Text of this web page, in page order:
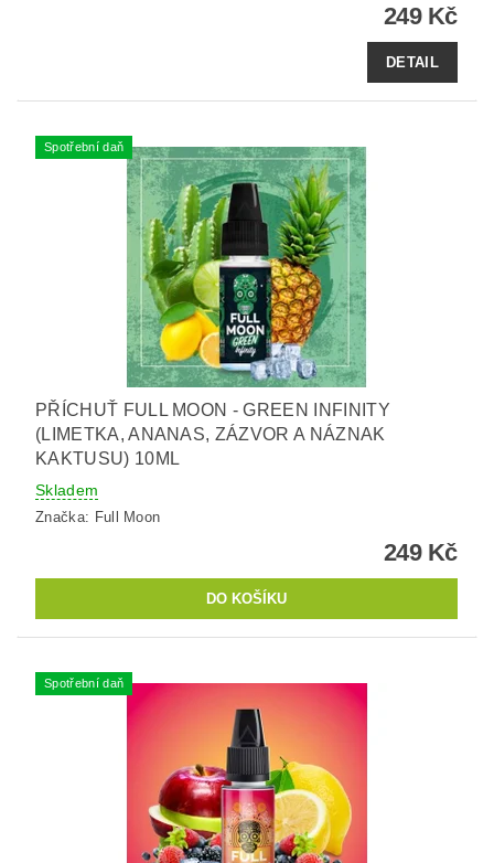
249 Kč
DETAIL
Spotřební daň
PŘÍCHUŤ FULL MOON - GREEN INFINITY
(LIMETKA, ANANAS, ZÁZVOR A NÁZNAK
KAKTUSU) 10ML
Skladem
Značka: Full Moon
249 Kč
Spotřební daň